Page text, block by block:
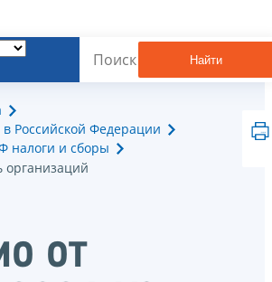
Найти
Российской Федерации
налоги и сборы
организаций
от